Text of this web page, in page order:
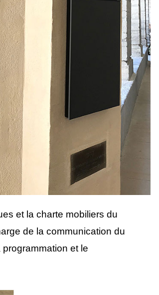
et la charte mobiliers du
de la communication du
et le